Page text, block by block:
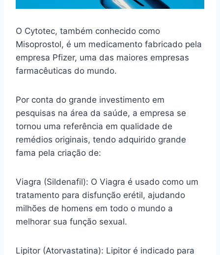
O Cytotec, também conhecido como
Misoprostol, é um medicamento fabricado pela
empresa Pfizer, uma das maiores empresas
farmacêuticas do mundo.
Por conta do grande investimento em
pesquisas na área da saúde, a empresa se
tornou uma referência em qualidade de
remédios originais, tendo adquirido grande
fama pela criação de:
Viagra (Sildenafil): O Viagra é usado como um
tratamento para disfunção erétil, ajudando
milhões de homens em todo o mundo a
melhorar sua função sexual.
Lipitor (Atorvastatina): Lipitor é indicado para